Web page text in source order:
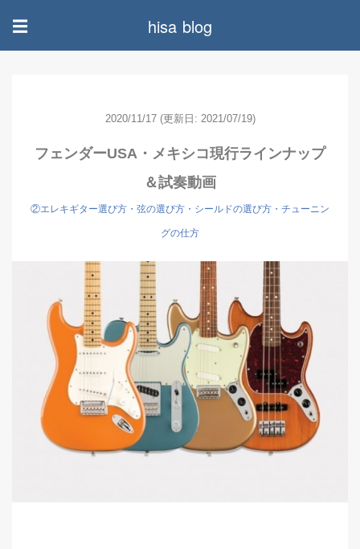
☰ hisa blog
2020/11/17 (更新日: 2021/07/19)
フェンダーUSA・メキシコ現行ラインナップ
＆試奏動画
②エレキギター選び方・弦の選び方・シールドの選び方・チューニン
グの仕方